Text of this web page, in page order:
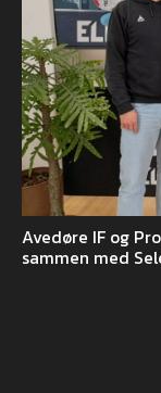
Avedøre IF og
sammen med